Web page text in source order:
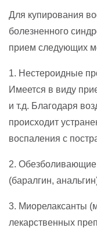
Для купирования
болезненного
прием следующих
1. Нестероидные
Имеется в виду
и т.д. Благодаря
происходит
воспаления с
2. Обезболивающие
(баралгин,
3. Миорелаксанты
лекарственных